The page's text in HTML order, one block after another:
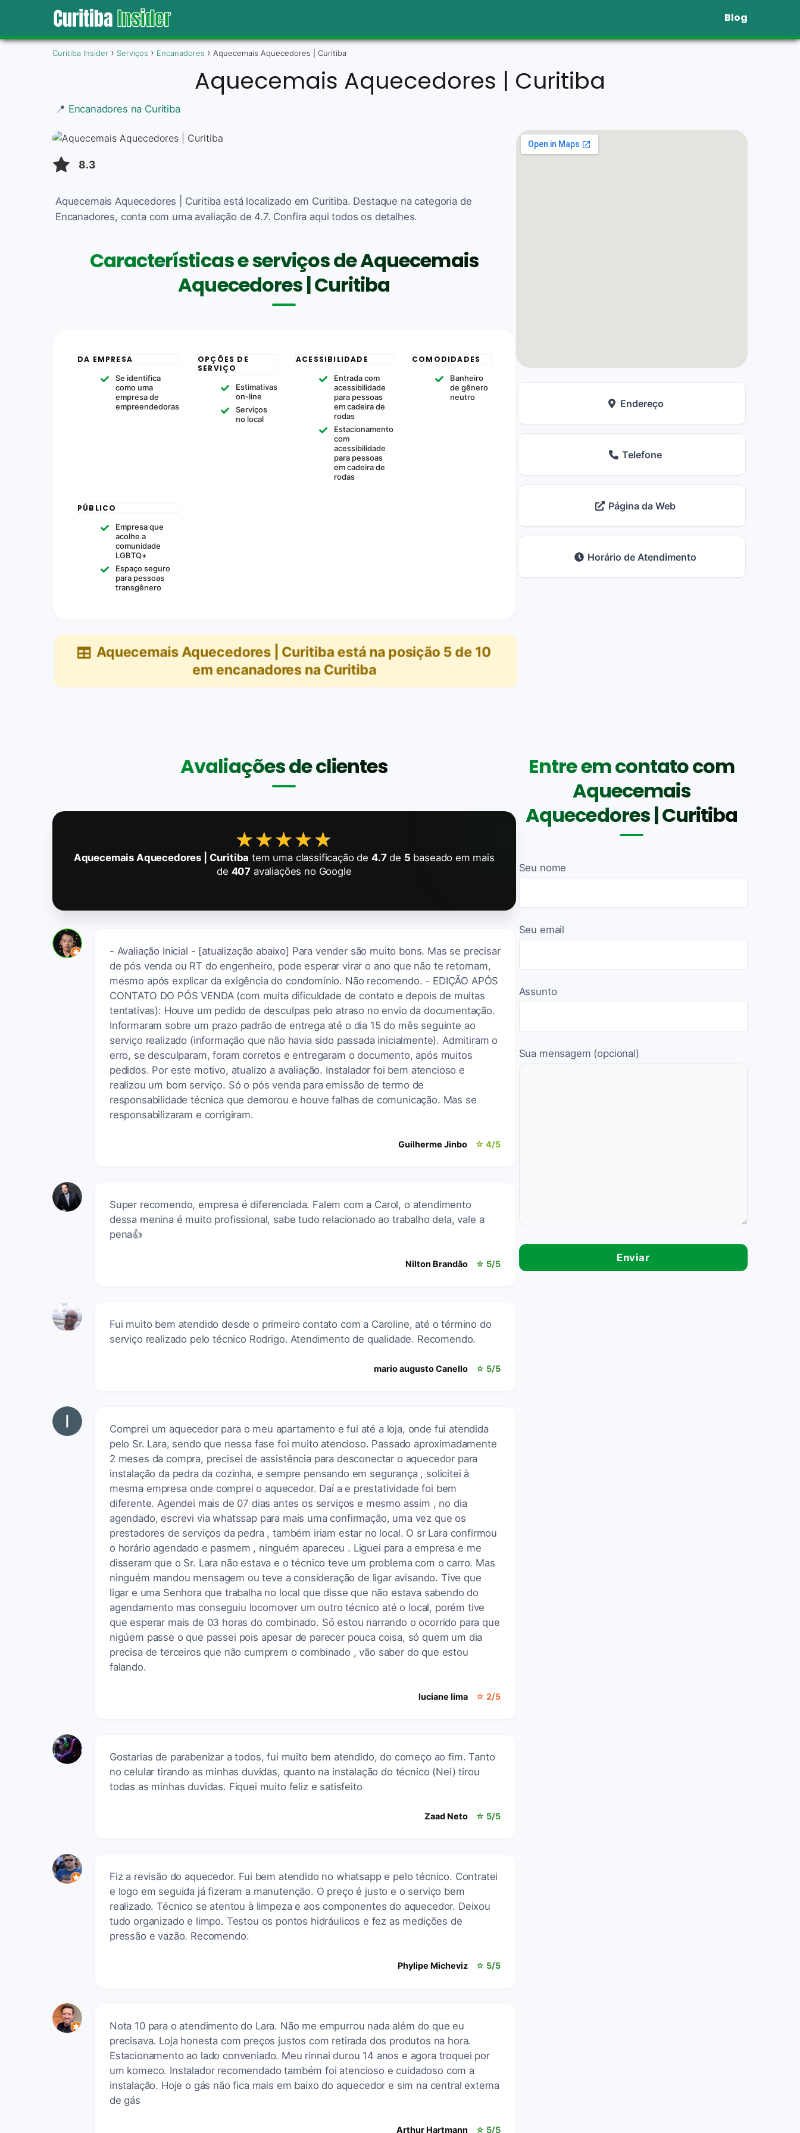
Blog
Curitiba Insider Serviços Encanadores Aquecemais Aquecedores | Curitiba
Aquecemais Aquecedores | Curitiba
📍 Encanadores na Curitiba
8.3
Aquecemais Aquecedores | Curitiba está localizado em Curitiba. Destaque na categoria de
Encanadores, conta com uma avaliação de 4.7. Confira aqui todos os detalhes.
Características e serviços de Aquecemais
Aquecedores | Curitiba
DA EMPRESA
Se identifica
como uma
empresa de
empreendedoras
OPÇÕES DE
SERVIÇO
Estimativas
on-line
Serviços
no local
ACESSIBILIDADE
Entrada com
acessibilidade
para pessoas
em cadeira de
rodas
Estacionamento
com
acessibilidade
para pessoas
em cadeira de
rodas
COMODIDADES
Banheiro
de gênero
neutro
PÚBLICO
Empresa que
acolhe a
comunidade
LGBTQ+
Espaço seguro
para pessoas
transgênero
Aquecemais Aquecedores | Curitiba está na posição 5 de 10
em encanadores na Curitiba
Endereço
Telefone
Página da Web
Horário de Atendimento
Avaliações de clientes
★★★★★
★★★★★
Aquecemais Aquecedores | Curitiba tem uma classificação de 4.7de 5 baseado em mais
de 407 avaliações no Google
- Avaliação Inicial - [atualização abaixo] Para vender são muito bons. Mas se precisar
de pós venda ou RT do engenheiro, pode esperar virar o ano que não te retornam,
mesmo após explicar da exigência do condomínio. Não recomendo. - EDIÇÃO APÓS
CONTATO DO PÓS VENDA (com muita dificuldade de contato e depois de muitas
tentativas): Houve um pedido de desculpas pelo atraso no envio da documentação.
Informaram sobre um prazo padrão de entrega até o dia 15 do mês seguinte ao
serviço realizado (informação que não havia sido passada inicialmente). Admitiram o
erro, se desculparam, foram corretos e entregaram o documento, após muitos
pedidos. Por este motivo, atualizo a avaliação. Instalador foi bem atencioso e
realizou um bom serviço. Só o pós venda para emissão de termo de
responsabilidade técnica que demorou e houve falhas de comunicação. Mas se
responsabilizaram e corrigiram.
Guilherme Jinbo ☆ 4/5
Super recomendo, empresa é diferenciada. Falem com a Carol, o atendimento
dessa menina é muito profissional, sabe tudo relacionado ao trabalho dela, vale a
pena👍
Nilton Brandão ☆ 5/5
Fui muito bem atendido desde o primeiro contato com a Caroline, até o término do
serviço realizado pelo técnico Rodrigo. Atendimento de qualidade. Recomendo.
mario augusto Canello ☆ 5/5
Comprei um aquecedor para o meu apartamento e fui até a loja, onde fui atendida
pelo Sr. Lara, sendo que nessa fase foi muito atencioso. Passado aproximadamente
2 meses da compra, precisei de assistência para desconectar o aquecedor para
instalação da pedra da cozinha, e sempre pensando em segurança , solicitei à
mesma empresa onde comprei o aquecedor. Daí a e prestatividade foi bem
diferente. Agendei mais de 07 dias antes os serviços e mesmo assim , no dia
agendado, escrevi via whatssap para mais uma confirmação, uma vez que os
prestadores de serviços da pedra , também iriam estar no local. O sr Lara confirmou
o horário agendado e pasmem , ninguém apareceu . Liguei para a empresa e me
disseram que o Sr. Lara não estava e o técnico teve um problema com o carro. Mas
ninguém mandou mensagem ou teve a consideração de ligar avisando. Tive que
ligar e uma Senhora que trabalha no local que disse que não estava sabendo do
agendamento mas conseguiu locomover um outro técnico até o local, porém tive
que esperar mais de 03 horas do combinado. Só estou narrando o ocorrido para que
nigúem passe o que passei pois apesar de parecer pouca coisa, só quem um dia
precisa de terceiros que não cumprem o combinado , vão saber do que estou
falando.
luciane lima ☆ 2/5
Gostarias de parabenizar a todos, fui muito bem atendido, do começo ao fim. Tanto
no celular tirando as minhas duvidas, quanto na instalação do técnico (Nei) tirou
todas as minhas duvidas. Fiquei muito feliz e satisfeito
Zaad Neto ☆ 5/5
Fiz a revisão do aquecedor. Fui bem atendido no whatsapp e pelo técnico. Contratei
e logo em seguida já fizeram a manutenção. O preço é justo e o serviço bem
realizado. Técnico se atentou à limpeza e aos componentes do aquecedor. Deixou
tudo organizado e limpo. Testou os pontos hidráulicos e fez as medições de
pressão e vazão. Recomendo.
Phylipe Micheviz ☆ 5/5
Nota 10 para o atendimento do Lara. Não me empurrou nada além do que eu
precisava. Loja honesta com preços justos com retirada dos produtos na hora.
Estacionamento ao lado conveniado. Meu rinnai durou 14 anos e agora troquei por
um komeco. Instalador recomendado também foi atencioso e cuidadoso com a
instalação. Hoje o gás não fica mais em baixo do aquecedor e sim na central externa
de gás
Arthur Hartmann ☆ 5/5
Entre em contato com
Aquecemais
Aquecedores | Curitiba
Seu nome
Seu email
Assunto
Sua mensagem (opcional)